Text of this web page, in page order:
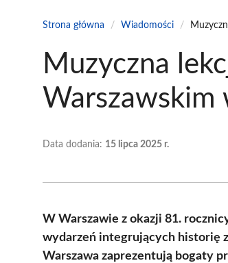
Strona główna / Wiadomości /
Muzyczna
Warszawskim
Data dodania: 15 lipca 2025 r.
W Warszawie z okazji 81.
wydarzeń integrujących historię
Warszawa zaprezentują bogaty